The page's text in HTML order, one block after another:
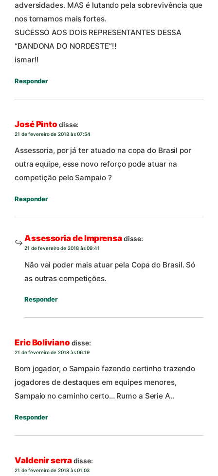
adversidades. MAS é lutando pela sobrevivência que
nos tornamos mais fortes.
SUCESSO AOS DOIS REPRESENTANTES DESSA
“BANDONA DO NORDESTE”!!
ismar!!
Responder
José Pinto disse:
21 de fevereiro de 2018 às 07:54
Assessoria, por já ter atuado na copa do Brasil por
outra equipe, esse novo reforço pode atuar na
competição pelo Sampaio ?
Responder
Assessoria de Imprensadisse:
21 de fevereiro de 2018 às 09:41
Não vai poder mais atuar pela Copa do Brasil. Só
as outras competições.
Responder
Eric Boliviano disse:
21 de fevereiro de 2018 às 06:19
Bom jogador, o Sampaio fazendo certinho trazendo
jogadores de destaques em equipes menores,
Sampaio no caminho certo… Rumo a Serie A..
Responder
Valdenir serradisse:
21 de fevereiro de 2018 às 01:03